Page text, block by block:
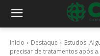
Início Destaque
Estudos:
precisar de tratamentos após